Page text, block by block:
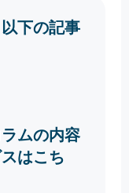
下の記事
ムの内容
はこち